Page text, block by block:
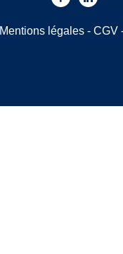
Mentions légales - CGV